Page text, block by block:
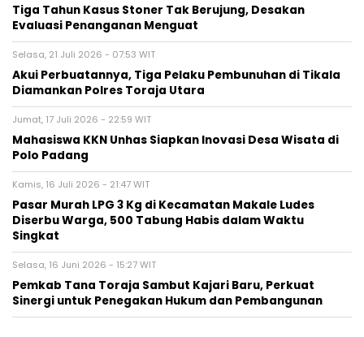
Tiga Tahun Kasus Stoner Tak Berujung, Desakan
Evaluasi Penanganan Menguat
Selasa, 21 Juli 2026 - 07:53 WIT
Akui Perbuatannya, Tiga Pelaku Pembunuhan di Tikala
Diamankan Polres Toraja Utara
Jumat, 17 Juli 2026 - 22:59 WIT
Mahasiswa KKN Unhas Siapkan Inovasi Desa Wisata di
Polo Padang
Kamis, 16 Juli 2026 - 21:47 WIT
Pasar Murah LPG 3 Kg di Kecamatan Makale Ludes
Diserbu Warga, 500 Tabung Habis dalam Waktu
Singkat
Selasa, 16 Juni 2026 - 15:27 WIT
Pemkab Tana Toraja Sambut Kajari Baru, Perkuat
Sinergi untuk Penegakan Hukum dan Pembangunan